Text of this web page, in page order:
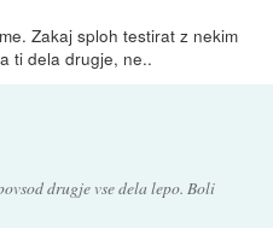
Zakaj sploh testirat z nekim
ti dela drugje, ne..
drugje vse dela lepo. Boli